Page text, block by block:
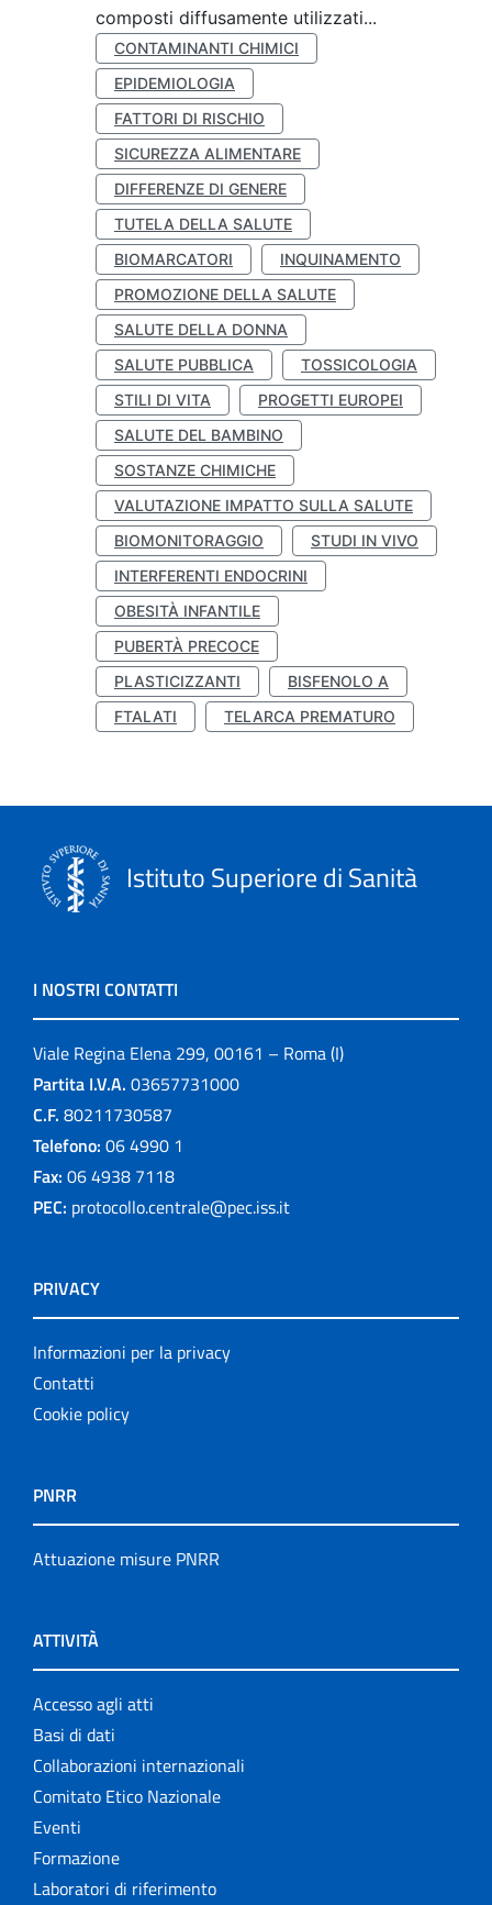
composti diffusamente utilizzati...
CONTAMINANTI CHIMICI
EPIDEMIOLOGIA
FATTORI DI RISCHIO
SICUREZZA ALIMENTARE
DIFFERENZE DI GENERE
TUTELA DELLA SALUTE
BIOMARCATORI
INQUINAMENTO
PROMOZIONE DELLA SALUTE
SALUTE DELLA DONNA
SALUTE PUBBLICA
TOSSICOLOGIA
STILI DI VITA
PROGETTI EUROPEI
SALUTE DEL BAMBINO
SOSTANZE CHIMICHE
VALUTAZIONE IMPATTO SULLA SALUTE
BIOMONITORAGGIO
STUDI IN VIVO
INTERFERENTI ENDOCRINI
OBESITÀ INFANTILE
PUBERTÀ PRECOCE
PLASTICIZZANTI
BISFENOLO A
FTALATI
TELARCA PREMATURO
Istituto Superiore di Sanità
I NOSTRI CONTATTI
Viale Regina Elena 299, 00161 – Roma (I)
Partita I.V.A. 03657731000
C.F. 80211730587
Telefono: 06 4990 1
Fax: 06 4938 7118
PEC: protocollo.centrale@pec.iss.it
PRIVACY
Informazioni per la privacy
Contatti
Cookie policy
PNRR
Attuazione misure PNRR
ATTIVITÀ
Accesso agli atti
Basi di dati
Collaborazioni internazionali
Comitato Etico Nazionale
Eventi
Formazione
Laboratori di riferimento